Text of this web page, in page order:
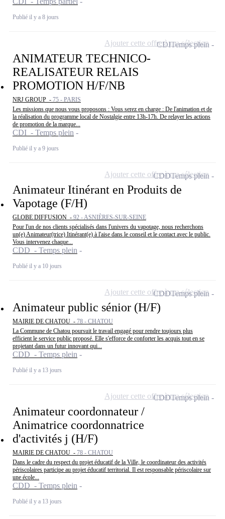
Publié il y a 8 jours
ANIMATEUR TECHNICO-
REALISATEUR RELAIS
PROMOTION H/F/NB
NRJ GROUP - 75 - PARIS
Les missions que nous vous proposons : Vous serez en charge : De l'animation et de
la réalisation du programme local de Nostalgie entre 13h-17h. De relayer les actions
de promotion de la marque...
CDI - Temps plein
Publié il y a 9 jours
CDITemps plein
Ajouter cette offre à ma sélection
Animateur Itinérant en Produits de
Vapotage (F/H)
GLOBE DIFFUSION - 92 - ASNIÈRES-SUR-SEINE
Pour l'un de nos clients spécialisés dans l'univers du vapotage, nous recherchons
un(e) Animateur(trice) Itinérant(e) à l'aise dans le conseil et le contact avec le public.
Vous intervenez chaque...
CDD - Temps plein
Publié il y a 10 jours
CDDTemps plein
Ajouter cette offre à ma sélection
Animateur public sénior (H/F)
MAIRIE DE CHATOU - 78 - CHATOU
La Commune de Chatou poursuit le travail engagé pour rendre toujours plus
efficient le service public proposé. Elle s'efforce de conforter les acquis tout en se
projetant dans un futur innovant qui...
CDD - Temps plein
Publié il y a 13 jours
CDDTemps plein
Ajouter cette offre à ma sélection
Animateur coordonnateur /
Animatrice coordonnatrice
d'activités j (H/F)
MAIRIE DE CHATOU - 78 - CHATOU
Dans le cadre du respect du projet éducatif de la Ville, le coordinateur des activités
périscolaires participe au projet éducatif territorial. Il est responsable périscolaire sur
une école...
CDD - Temps plein
Publié il y a 13 jours
CDDTemps plein
Ajouter cette offre à ma sélection